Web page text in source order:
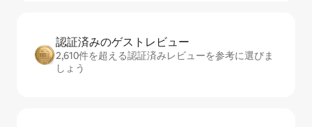
認証済みのゲ⁠ス⁠ト⁠レ⁠ビ⁠ュ⁠ー
2,610件を超える認証済みレビューを参考に選びま
しょう